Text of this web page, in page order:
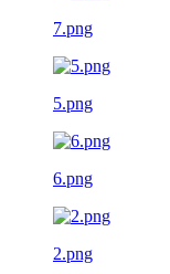
7.png
5.png
6.png
2.png